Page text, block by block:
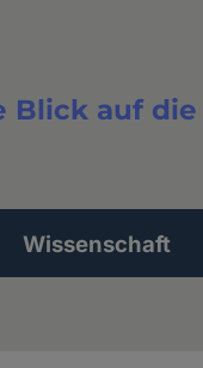
Blick auf
Wissenschaft